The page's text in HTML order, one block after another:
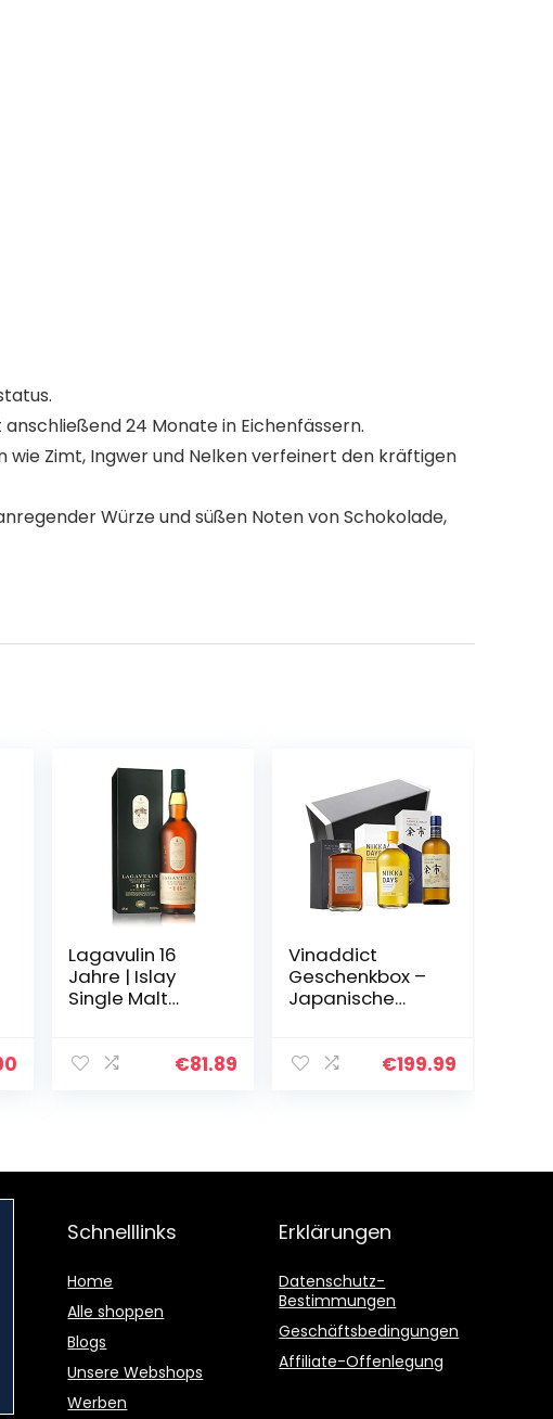
24 Monate in Eichenfässern.
wie Zimt, Ingwer und Nelken verfeinert den kräftigen
Würze und süßen Noten von Schokolade,
Lagavulin 16
Jahre | Islay
Single Malt
Geschenkverpa
€81.89
Vinaddict
Geschenkbox –
Japanische
Nikka Days &
€199.99
Schnelllinks
Home
Alle shoppen
Blogs
Unsere Webshops
Werben
Erklärungen
Datenschutz-
Bestimmungen
Geschäftsbedingungen
Affiliate-Offenlegung